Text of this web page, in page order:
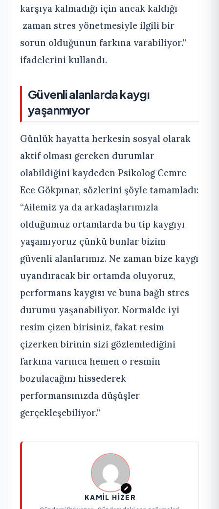
karşıya kalmadığı için ancak kaldığı
zaman stres yönetmesiyle ilgili bir
sorun olduğunun farkına varabiliyor.”
ifadelerini kullandı.
Güvenli alanlarda kaygı
yaşanmıyor
Günlük hayatta herkesin sosyal olarak
aktif olması gereken durumlar
olabildiğini kaydeden Psikolog Cemre
Ece Gökpınar, sözlerini şöyle tamamladı:
“Ailemiz ya da arkadaşlarımızla
olduğumuz ortamlarda bu tip kaygıyı
yaşamıyoruz çünkü bunlar bizim
güvenli alanlarımız. Ne zaman bize kaygı
uyandıracak bir ortamda oluyoruz,
performans kaygısı ve buna bağlı stres
durumu yaşanabiliyor. Normalde iyi
resim çizen birisiniz, fakat resim
çizerken birinin sizi gözlemlediğini
farkına varınca hemen o resmin
bozulacağını hissederek
performansınızda düşüşler
gerçekleşebiliyor.”
KAMIL HIZER